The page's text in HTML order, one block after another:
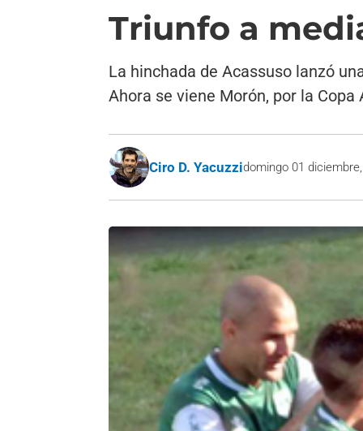
Triunfo a
La hinchada de Acassuso lanzó
Ahora se viene Morón, por la Copa
Ciro D. Yacuzzidomingo 01